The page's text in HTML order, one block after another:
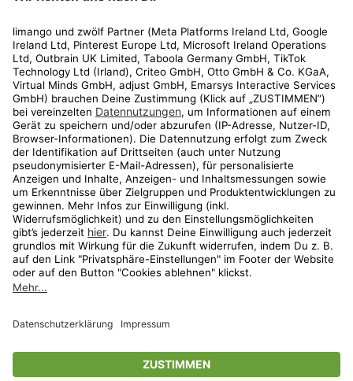
Kundenservice
Shop
Aktionen
Travel